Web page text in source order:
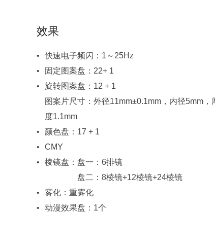
效果
快速电子频闪：1～25Hz
固定图案盘：22+ 1
旋转图案盘：12 + 1
度1.1mm
颜色盘：17 + 1
CMY
棱镜盘：盘一：6排镜
盘二：8棱镜+12棱镜+24棱镜
雾化：重雾化
动漫效果盘：1个